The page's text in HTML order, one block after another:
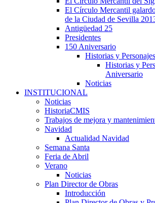
El Círculo Mercantil
de la Ciudad de Sevilla
Antigüedad 25
Presidentes
150 Aniversario
Historias y
Historias y
Aniversario
Noticias
INSTITUCIONAL
Noticias
HistoriaCMIS
Trabajos de mejora y
Navidad
Actualidad Navidad
Semana Santa
Feria de Abril
Verano
Noticias
Plan Director de Obras
Introducción